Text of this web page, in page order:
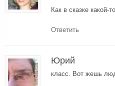
Как в сказке
Ответить
Юрий
класс. Вот жешь